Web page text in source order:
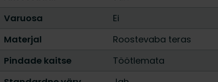
Varuosa
Ei
Materjal
Roostevaba teras
Pindade kaitse
Töötlemata